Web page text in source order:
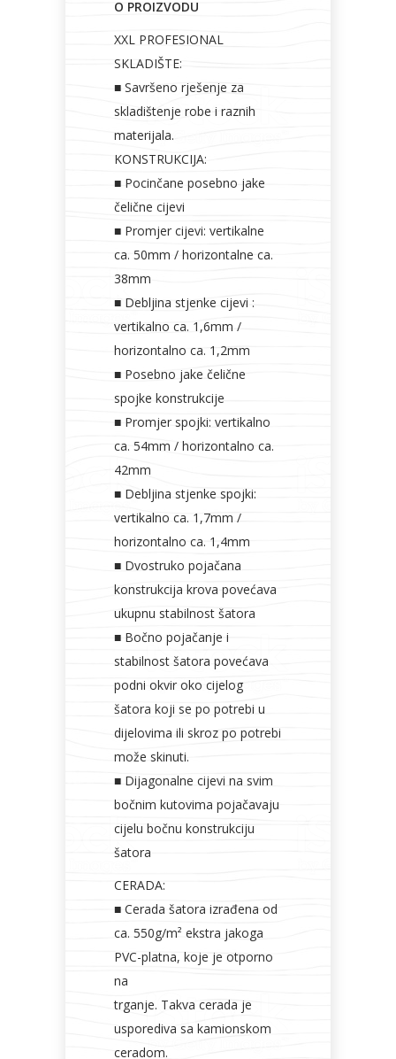
O PROIZVODU
XXL PROFESIONAL
SKLADIŠTE:
■ Savršeno rješenje za
skladištenje robe i raznih
materijala.
KONSTRUKCIJA:
■ Pocinčane posebno jake
čelične cijevi
■ Promjer cijevi: vertikalne
ca. 50mm / horizontalne ca.
38mm
■ Debljina stjenke cijevi :
vertikalno ca. 1,6mm /
horizontalno ca. 1,2mm
■ Posebno jake čelične
spojke konstrukcije
■ Promjer spojki: vertikalno
ca. 54mm / horizontalno ca.
42mm
■ Debljina stjenke spojki:
vertikalno ca. 1,7mm /
horizontalno ca. 1,4mm
■ Dvostruko pojačana
konstrukcija krova povećava
ukupnu stabilnost šatora
■ Bočno pojačanje i
stabilnost šatora povećava
podni okvir oko cijelog
šatora koji se po potrebi u
dijelovima ili skroz po potrebi
može skinuti.
■ Dijagonalne cijevi na svim
bočnim kutovima pojačavaju
cijelu bočnu konstrukciju
šatora
CERADA:
■ Cerada šatora izrađena od
ca. 550g/m² ekstra jakoga
PVC-platna, koje je otporno
na
trganje. Takva cerada je
usporediva sa kamionskom
ceradom.